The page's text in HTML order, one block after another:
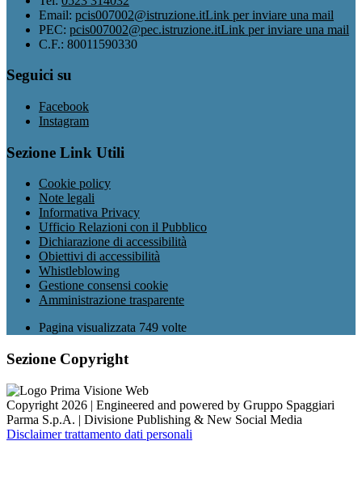
Email: pcis007002@istruzione.itLink per inviare una mail
PEC: pcis007002@pec.istruzione.itLink per inviare una mail
C.F.: 80011590330
Seguici su
Facebook
Instagram
Sezione Link Utili
Cookie policy
Note legali
Informativa Privacy
Ufficio Relazioni con il Pubblico
Dichiarazione di accessibilità
Obiettivi di accessibilità
Whistleblowing
Gestione consensi cookie
Amministrazione trasparente
Pagina visualizzata 749 volte
Sezione Copyright
Copyright 2026 | Engineered and powered by Gruppo Spaggiari
Parma S.p.A. | Divisione Publishing & New Social Media
Disclaimer trattamento dati personali